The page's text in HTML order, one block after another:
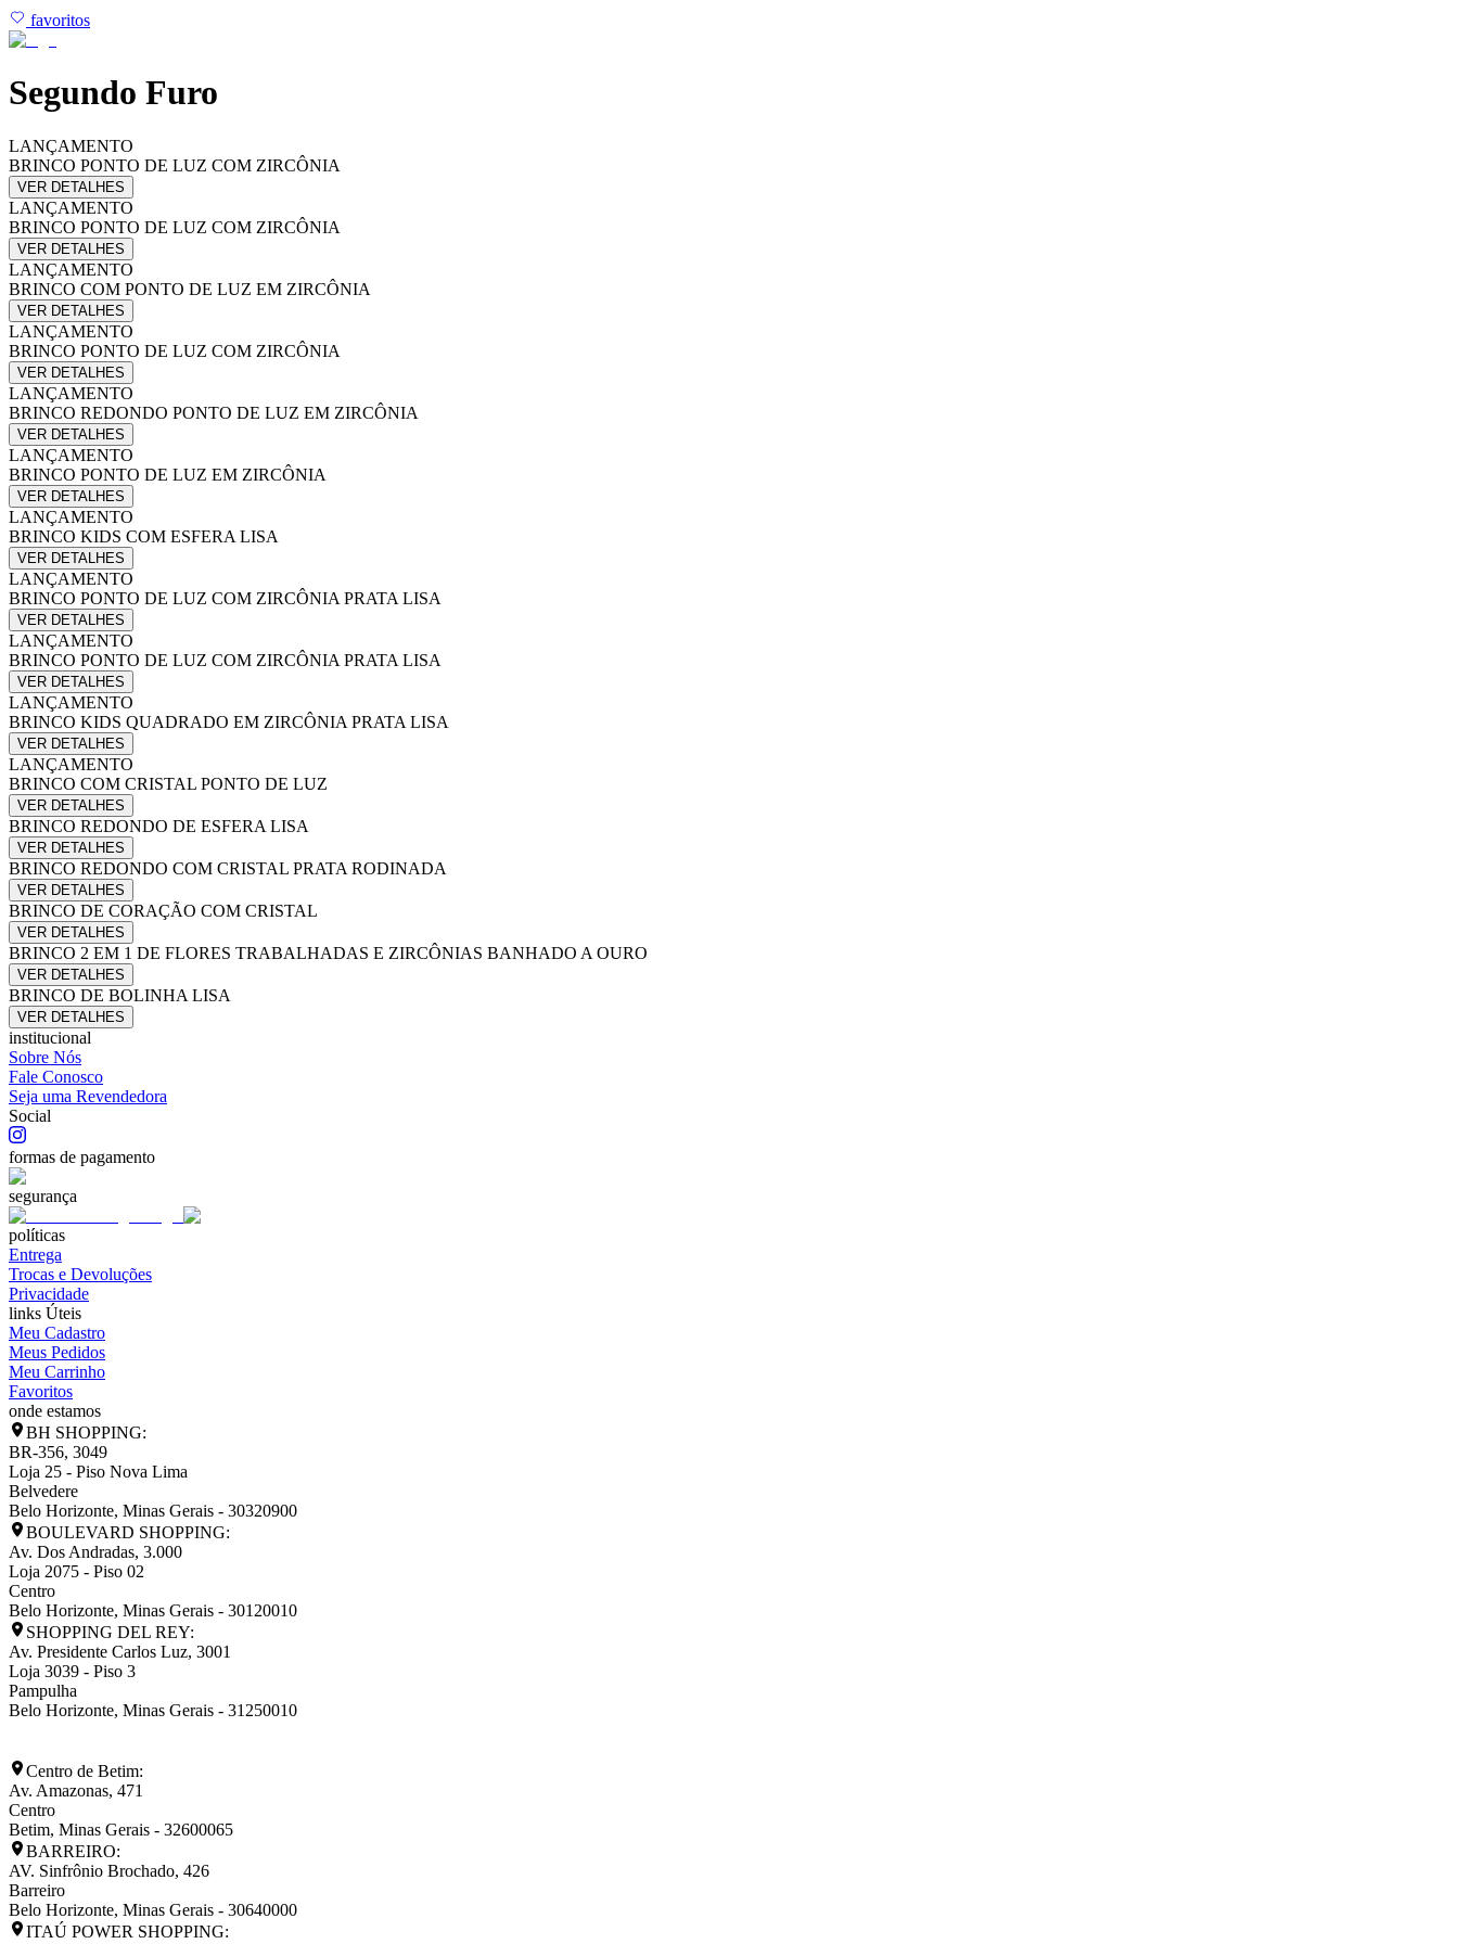
favoritos
Segundo Furo
LANÇAMENTO
BRINCO PONTO DE LUZ COM ZIRCÔNIA
VER DETALHES
LANÇAMENTO
BRINCO PONTO DE LUZ COM ZIRCÔNIA
VER DETALHES
LANÇAMENTO
BRINCO COM PONTO DE LUZ EM ZIRCÔNIA
VER DETALHES
LANÇAMENTO
BRINCO PONTO DE LUZ COM ZIRCÔNIA
VER DETALHES
LANÇAMENTO
BRINCO REDONDO PONTO DE LUZ EM ZIRCÔNIA
VER DETALHES
LANÇAMENTO
BRINCO PONTO DE LUZ EM ZIRCÔNIA
VER DETALHES
LANÇAMENTO
BRINCO KIDS COM ESFERA LISA
VER DETALHES
LANÇAMENTO
BRINCO PONTO DE LUZ COM ZIRCÔNIA PRATA LISA
VER DETALHES
LANÇAMENTO
BRINCO PONTO DE LUZ COM ZIRCÔNIA PRATA LISA
VER DETALHES
LANÇAMENTO
BRINCO KIDS QUADRADO EM ZIRCÔNIA PRATA LISA
VER DETALHES
LANÇAMENTO
BRINCO COM CRISTAL PONTO DE LUZ
VER DETALHES
BRINCO REDONDO DE ESFERA LISA
VER DETALHES
BRINCO REDONDO COM CRISTAL PRATA RODINADA
VER DETALHES
BRINCO DE CORAÇÃO COM CRISTAL
VER DETALHES
BRINCO 2 EM 1 DE FLORES TRABALHADAS E ZIRCÔNIAS BANHADO A OURO
VER DETALHES
BRINCO DE BOLINHA LISA
VER DETALHES
institucional
Sobre Nós
Fale Conosco
Seja uma Revendedora
Social
formas de pagamento
segurança
políticas
Entrega
Trocas e Devoluções
Privacidade
links Úteis
Meu Cadastro
Meus Pedidos
Meu Carrinho
Favoritos
onde estamos
BH SHOPPING:
BR-356, 3049
Loja 25 - Piso Nova Lima
Belvedere
Belo Horizonte, Minas Gerais - 30320900
BOULEVARD SHOPPING:
Av. Dos Andradas, 3.000
Loja 2075 - Piso 02
Centro
Belo Horizonte, Minas Gerais - 30120010
SHOPPING DEL REY:
Av. Presidente Carlos Luz, 3001
Loja 3039 - Piso 3
Pampulha
Belo Horizonte, Minas Gerais - 31250010
Centro de Betim:
Av. Amazonas, 471
Centro
Betim, Minas Gerais - 32600065
BARREIRO:
AV. Sinfrônio Brochado, 426
Barreiro
Belo Horizonte, Minas Gerais - 30640000
ITAÚ POWER SHOPPING: